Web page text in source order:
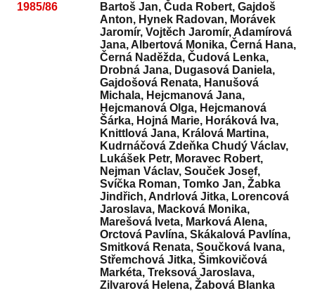
1985/86
Bartoš Jan, Čuda Robert, Gajdoš
Anton, Hynek Radovan, Morávek
Jaromír, Vojtěch Jaromír, Adamírová
Jana, Albertová Monika, Černá Hana,
Černá Naděžda, Čudová Lenka,
Drobná Jana, Dugasová Daniela,
Gajdošová Renata, Hanušová
Michala, Hejcmanová Jana,
Hejcmanová Olga, Hejcmanová
Šárka, Hojná Marie, Horáková Iva,
Knittlová Jana, Králová Martina,
Kudrnáčová Zdeňka Chudý Václav,
Lukášek Petr, Moravec Robert,
Nejman Václav, Souček Josef,
Svíčka Roman, Tomko Jan, Žabka
Jindřich, Andrlová Jitka, Lorencová
Jaroslava, Macková Monika,
Marešová Iveta, Marková Alena,
Orctová Pavlína, Skákalová Pavlína,
Smitková Renata, Součková Ivana,
Střemchová Jitka, Šimkovičová
Markéta, Treksová Jaroslava,
Zilvarová Helena, Žabová Blanka